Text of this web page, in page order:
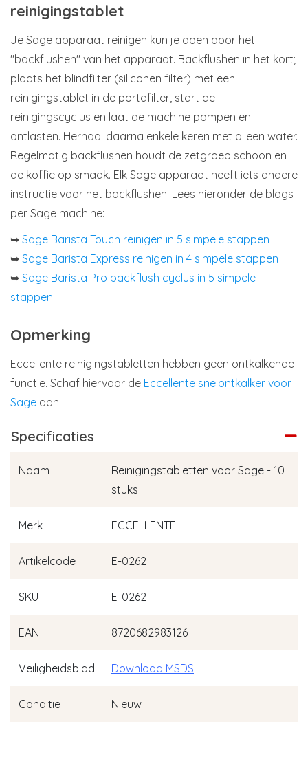
reinigingstablet
Je Sage apparaat reinigen kun je doen door het
"backflushen" van het apparaat. Backflushen in het kort;
plaats het blindfilter (siliconen filter) met een
reinigingstablet in de portafilter, start de
reinigingscyclus en laat de machine pompen en
ontlasten. Herhaal daarna enkele keren met alleen water.
Regelmatig backflushen houdt de zetgroep schoon en
de koffie op smaak. Elk Sage apparaat heeft iets andere
instructie voor het backflushen. Lees hieronder de blogs
per Sage machine:
➥ Sage Barista Touch reinigen in 5 simpele stappen
➥ Sage Barista Express reinigen in 4 simpele stappen
➥ Sage Barista Pro backflush cyclus in 5 simpele
stappen
Opmerking
Eccellente reinigingstabletten hebben geen ontkalkende
functie. Schaf hiervoor de Eccellente snelontkalker voor
Sage aan.
Specificaties
Naam
Reinigingstabletten voor Sage - 10
stuks
Merk ECCELLENTE
Artikelcode E-0262
SKU E-0262
EAN 8720682983126
Veiligheidsblad Download MSDS
Conditie Nieuw